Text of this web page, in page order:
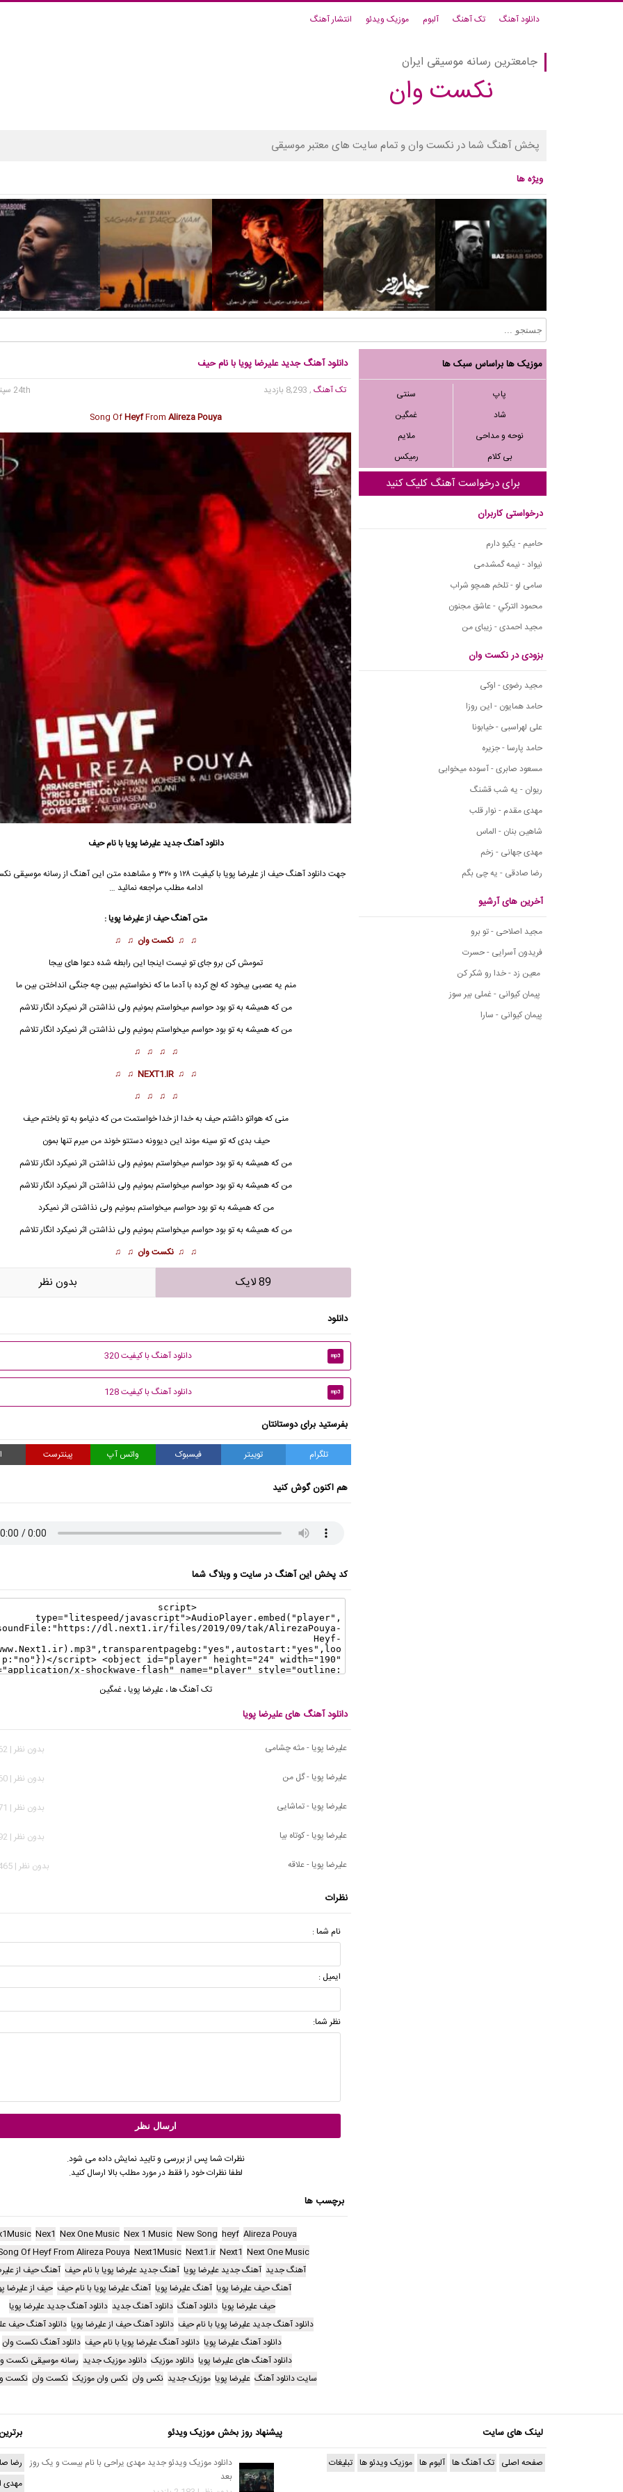
دانلود آهنگ تک آهنگ آلبوم موزیک ویدئو انتشار آهنگ
جامعترین رسانه موسیقی ایران
نکست وان
پخش آهنگ شما در نکست وان و تمام سایت های معتبر موسیقی
ویژه ها
موزیک ها براساس سبک ها
پاپ
سنتی
شاد
غمگین
نوحه و مداحی
ملایم
بی کلام
رمیکس
برای درخواست آهنگ کلیک کنید
درخواستی کاربران
حامیم - یکیو دارم
نیواد - نیمه گمشدمی
سامی لو - تلخم همچو شراب
محمود التركي - عاشق مجنون
مجید احمدی - زیبای من
بزودی در نکست وان
مجید رضوی - اوکی
حامد همایون - این روزا
علی لهراسبی - خیابونا
حامد پارسا - جزیره
مسعود صابری - آسوده میخوابی
ریوان - یه شب قشنگ
مهدی مقدم - نوار قلب
شاهین بنان - الماس
مهدی جهانی - زخم
رضا صادقی - یه چی بگم
آخرین های آرشیو
مجید اصلاحی - تو برو
فریدون آسرایی - حسرت
معین زد - خدا رو شکر کن
پیمان کیوانی - غملی بیر سوز
پیمان کیوانی - سارا
دانلود آهنگ جدید علیرضا پویا با نام حیف
تک آهنگ, 8,293 بازدید
24th سپتامبر 2019
Song OfHeyfFromAlireza Pouya
دانلود آهنگ جدیدعلیرضا پویابا نام حیف
جهت دانلود آهنگ حیف ازعلیرضا پویا
با کیفیت ۱۲۸ و ۳۲۰ و مشاهده متن این آهنگ از رسانه
ادامه مطلب مراجعه نمائید …
متن آهنگ حیف ازعلیرضا پویا:
♫ ♫ نکست وان ♫ ♫
تمومش کن برو جای تو نیست اینجا این رابطه شده دعوا های بیجا
منم یه عصبی بیخود که لج کرده با آدما ما که نخواستیم ببین چه جنگی انداختن بین ما
من که همیشه به تو بود حواسم میخواستم بمونیم ولی نذاشتن اثر نمیکرد انگار تلاشم
من که همیشه به تو بود حواسم میخواستم بمونیم ولی نذاشتن اثر نمیکرد انگار تلاشم
♫ ♫ ♫ ♫
♫ ♫
NEXT1.IR
♫ ♫
♫ ♫ ♫ ♫
منی که هواتو داشتمحیف به خدا از خدا خواستمت من که دنیامو به تو باختم حیف
حیف بدی که تو سینه موند این دیوونه دستتو خوند من میرم تنها بمون
من که همیشه به تو بود حواسم میخواستم بمونیم ولی نذاشتن اثر نمیکرد انگار تلاشم
من که همیشه به تو بود حواسم میخواستم بمونیم ولی نذاشتن اثر نمیکرد انگار تلاشم
من که همیشه به تو بود حواسم میخواستم بمونیم ولی نذاشتن اثر نمیکرد
من که همیشه به تو بود حواسم میخواستم بمونیم ولی نذاشتن اثر نمیکرد انگار تلاشم
♫ ♫ نکست وان ♫ ♫
89 لایک بدون نظر
دانلود
mp3 دانلود آهنگ با کیفیت 320
mp3 دانلود آهنگ با کیفیت 128
بفرستید برای دوستانتان
تلگرام توییتر فیسبوک واتس آپ پینترست
هم اکنون گوش کنید
کد پخش این آهنگ در سایت و وبلاگ شما
تک آهنگ ها، علیرضا پویا، غمگین
دانلود آهنگ های علیرضا پویا
علیرضا پویا - مثه چشامی
بدون نظر | 2,562 بازدید
علیرضا پویا - گل من
بدون نظر | 1,460 بازدید
علیرضا پویا - تماشایی
بدون نظر | 1,771 بازدید
علیرضا پویا - کوتاه بیا
بدون نظر | 1,992 بازدید
علیرضا پویا - علاقه
بدون نظر | 34,465 بازدید
نظرات
نام شما :
ایمیل :
نظر شما:
نظرات شما پس از بررسی و تایید نمایش داده می شود.
لطفا نظرات خود را فقط در مورد مطلب بالا ارسال کنید.
برچسب ها
Alireza Pouya
heyf
New Song
Nex 1 Music
Nex One Music
Nex1
Next One Music
Next1
Next1.ir
Next1Music
Of Heyf From Alireza Pouya
آهنگ جدید آهنگ جدید علیرضا پویا آهنگ جدید علیرضا پویا با نام حیف آهنگ حیف از
آهنگ حیف علیرضا پویا آهنگ علیرضا پویا آهنگ علیرضا پویا با نام حیف حیف از علیرضا
حیف علیرضا پویا دانلود آهنگ دانلود آهنگ جدید دانلود آهنگ جدید علیرضا پویا
دانلود آهنگ جدید علیرضا پویا با نام حیف دانلود آهنگ حیف از علیرضا پویا دانلود آهنگ حیف
دانلود آهنگ علیرضا پویا دانلود آهنگ علیرضا پویا با نام حیف دانلود آهنگ نکست وان
دانلود آهنگ های علیرضا پویا دانلود موزیک دانلود موزیک جدید رسانه موسیقی نکست
سایت دانلود آهنگ علیرضا پویا موزیک جدید نکس وان نکس وان موزیک نکست وان نکست
لینک های سایت
صفحه اصلی تک آهنگ ها آلبوم ها موزیک ویدئو ها تبلیغات
پیشنهاد روز بخش موزیک ویدئو
دانلود موزیک ویدئو جدید مهدی یراحی با نام بیست و یک روز
بعد
رضا
مهدی